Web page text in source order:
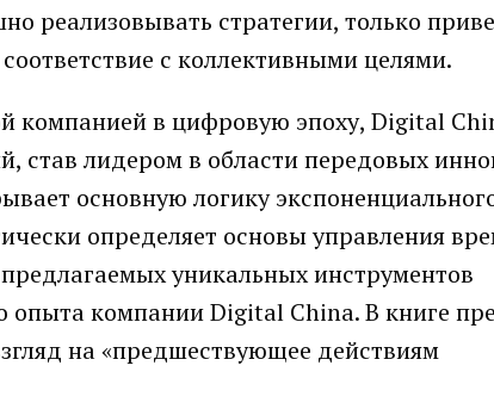
реализовывать стратегии, только
с коллективными целями.
компанией в цифровую эпоху, Digital
став лидером в области передовых
основную логику
определяет основы управления
уникальных инструментов
опыта компании Digital China. В книге
на «предшествующее действиям